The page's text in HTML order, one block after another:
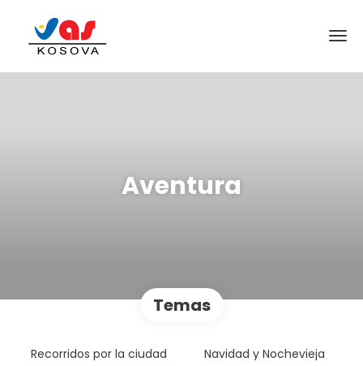
Aventura
Temas
Recorridos por la ciudad
Navidad y Nochevieja